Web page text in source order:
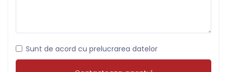
Sunt de acord cu prelucrarea datelor